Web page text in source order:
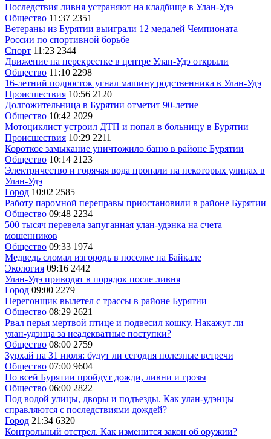
Последствия ливня устраняют на кладбище в Улан-Удэ
Общество 11:37 2351
Ветераны из Бурятии выиграли 12 медалей Чемпионата
России по спортивной борьбе
Спорт 11:23 2344
Движение на перекрестке в центре Улан-Удэ открыли
Общество 11:10 2298
16-летний подросток угнал машину родственника в Улан-Удэ
Происшествия 10:56 2120
Долгожительница в Бурятии отметит 90-летие
Общество 10:42 2029
Мотоциклист устроил ДТП и попал в больницу в Бурятии
Происшествия 10:29 2211
Короткое замыкание уничтожило баню в районе Бурятии
Общество 10:14 2123
Электричество и горячая вода пропали на некоторых улицах в
Улан-Удэ
Город 10:02 2585
Работу паромной переправы приостановили в районе Бурятии
Общество 09:48 2234
500 тысяч перевела запуганная улан-удэнка на счета
мошенников
Общество 09:33 1974
Медведь сломал изгородь в поселке на Байкале
Экология 09:16 2442
Улан-Удэ приводят в порядок после ливня
Город 09:00 2279
Перегонщик вылетел с трассы в районе Бурятии
Общество 08:29 2621
Рвал перья мертвой птице и подвесил кошку. Накажут ли
улан-удэнца за неадекватные поступки?
Общество 08:00 2759
Зурхай на 31 июля: будут ли сегодня полезные встречи
Общество 07:00 9604
По всей Бурятии пройдут дожди, ливни и грозы
Общество 06:00 2822
Под водой улицы, дворы и подъезды. Как улан-удэнцы
справляются с последствиями дождей?
Город 21:34 6320
Контрольный отстрел. Как изменится закон об оружии?